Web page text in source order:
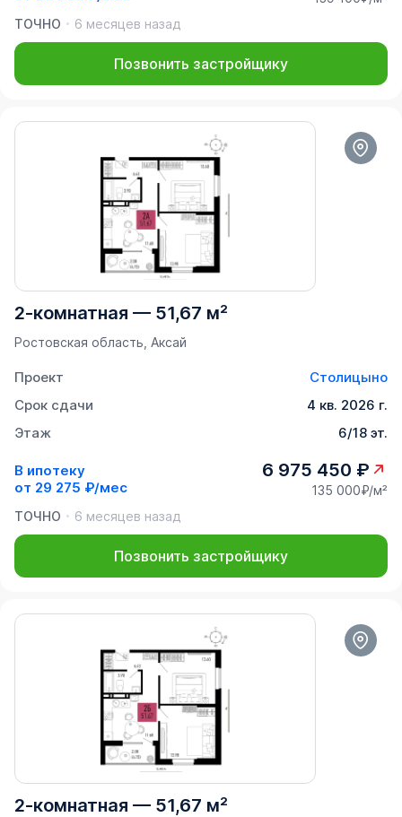
ТОЧНО
6 месяцев назад
Позвонить застройщику
2-комнатная — 51,67 м²
Ростовская область, Аксай
Проект
Столицыно
Срок сдачи
4 кв. 2026 г.
Этаж
6/18 эт.
В ипотеку
от 29 275 ₽/мес
6 975 450 ₽
135 000₽/м²
ТОЧНО
6 месяцев назад
Позвонить застройщику
2-комнатная — 51,67 м²